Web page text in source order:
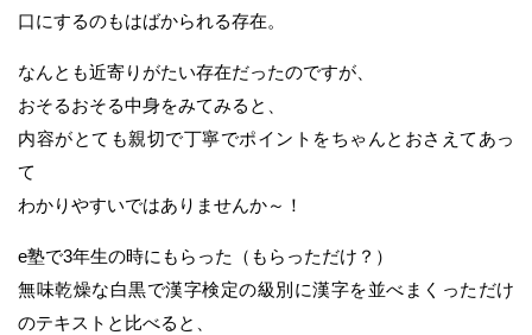
口にするのもはばかられる存在。
なんとも近寄りがたい存在だったのですが、
おそるおそる中身をみてみると、
内容がとても親切で丁寧でポイントをちゃんとおさえてあっ
て
わかりやすいではありませんか～！
e塾で3年生の時にもらった（もらっただけ？）
無味乾燥な白黒で漢字検定の級別に漢字を並べまくっただけ
のテキストと比べると、